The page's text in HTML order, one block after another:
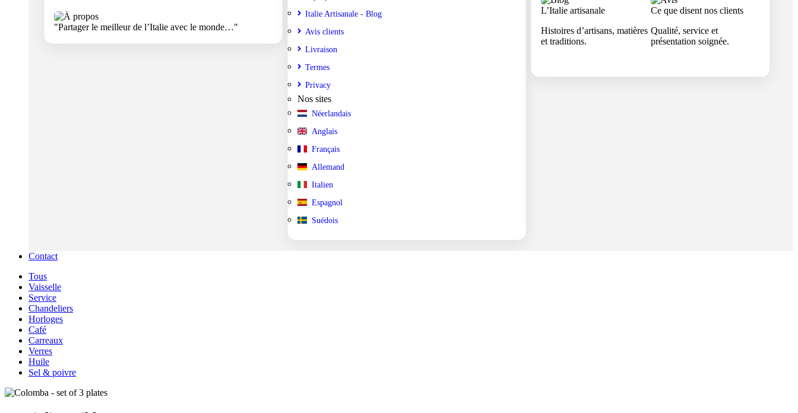
"Partager le meilleur de l’Italie avec le monde…"
Italie Artisanale - Blog
Avis clients
Livraison
Termes
Privacy
Nos sites
Néerlandais
Anglais
Français
Allemand
Italien
Espagnol
Suédois
L’Italie artisanale
Histoires d’artisans, matières
et traditions.
Ce que disent nos clients
Qualité, service et
présentation soignée.
Contact
Tous
Vaisselle
Service
Chandeliers
Horloges
Café
Carreaux
Verres
Huile
Sel & poivre